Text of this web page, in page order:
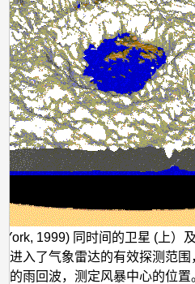
1999) 同时间的卫星 (上）
进入了气象雷达的有效探测范
的雨回波，测定风暴中心的位